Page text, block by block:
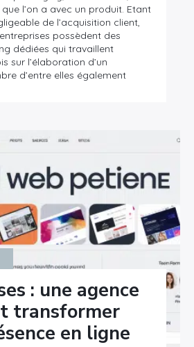
l’on a avec un produit. Etant
de l’acquisition client,
possèdent des
dédiées qui travaillent
sur l’élaboration d’un
d’entre elles également
: une agence
transformer
en ligne